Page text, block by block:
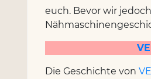
euch. Bevor wir
Die Geschichte von